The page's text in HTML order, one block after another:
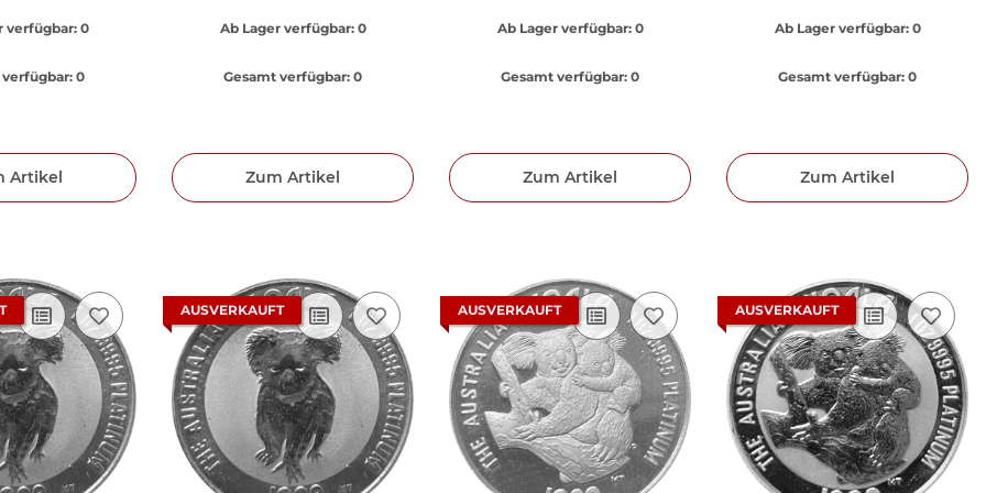
verfügbar:0
verfügbar: 0
Artikel
Ab Lager verfügbar:0
Gesamt verfügbar: 0
Zum Artikel
Ab Lager verfügbar:0
Gesamt verfügbar: 0
Zum Artikel
Ab Lager verfügbar:0
Gesamt verfügbar: 0
Zum Artikel
AUSVERKAUFT AUSVERKAUFT AUSVERKAUFT